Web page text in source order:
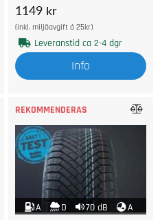
1149 kr
(inkl. miljöavgift á 25kr)
Leveranstid ca 2-4 dgr
Info
REKOMMENDERAS
A D 70 dB A